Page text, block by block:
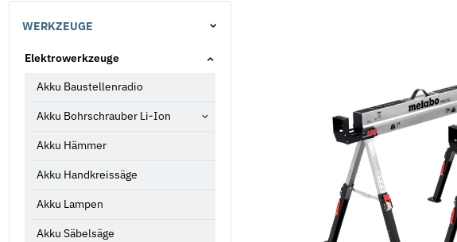
WERKZEUGE
Elektrowerkzeuge
Akku Baustellenradio
Akku Bohrschrauber Li-Ion
Akku Hämmer
Akku Handkreissäge
Akku Lampen
Akku Säbelsäge